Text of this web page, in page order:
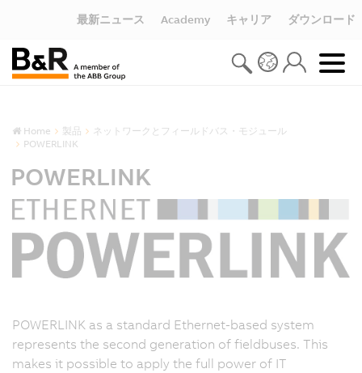
最新ニュース Academy キャリア ダウンロード
Home 製品
ネットワークとフィールドバス・モジュール
POWERLINK
POWERLINK
POWERLINK as a standard Ethernet-based system
represents the second generation of fieldbuses. This
makes it possible to apply the full power of IT